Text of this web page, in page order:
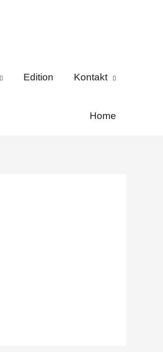
Edition Kontakt
Home